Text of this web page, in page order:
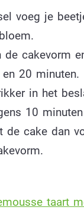
voeg je
de cakevorm
20 minuten.
in het
10
de cake dan
taart